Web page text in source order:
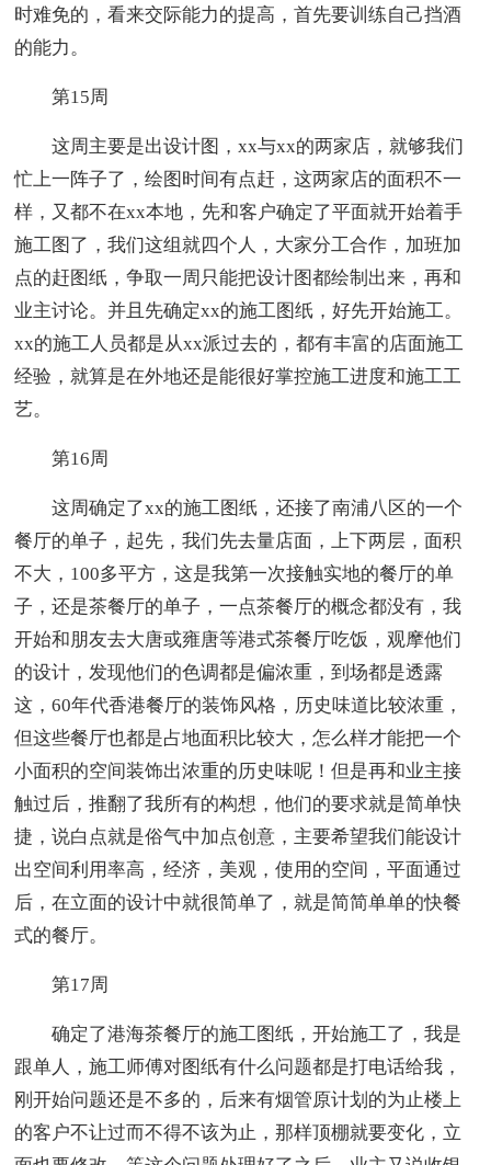
时难免的，看来交际能力的提高，首先要训练自己挡酒
的能力。
第15周
这周主要是出设计图，xx与xx的两家店，就够我们
忙上一阵子了，绘图时间有点赶，这两家店的面积不一
样，又都不在xx本地，先和客户确定了平面就开始着手
施工图了，我们这组就四个人，大家分工合作，加班加
点的赶图纸，争取一周只能把设计图都绘制出来，再和
业主讨论。并且先确定xx的施工图纸，好先开始施工。
xx的施工人员都是从xx派过去的，都有丰富的店面施工
经验，就算是在外地还是能很好掌控施工进度和施工工
艺。
第16周
这周确定了xx的施工图纸，还接了南浦八区的一个
餐厅的单子，起先，我们先去量店面，上下两层，面积
不大，100多平方，这是我第一次接触实地的餐厅的单
子，还是茶餐厅的单子，一点茶餐厅的概念都没有，我
开始和朋友去大唐或雍唐等港式茶餐厅吃饭，观摩他们
的设计，发现他们的色调都是偏浓重，到场都是透露
这，60年代香港餐厅的装饰风格，历史味道比较浓重，
但这些餐厅也都是占地面积比较大，怎么样才能把一个
小面积的空间装饰出浓重的历史味呢！但是再和业主接
触过后，推翻了我所有的构想，他们的要求就是简单快
捷，说白点就是俗气中加点创意，主要希望我们能设计
出空间利用率高，经济，美观，使用的空间，平面通过
后，在立面的设计中就很简单了，就是简简单单的快餐
式的餐厅。
第17周
确定了港海茶餐厅的施工图纸，开始施工了，我是
跟单人，施工师傅对图纸有什么问题都是打电话给我，
刚开始问题还是不多的，后来有烟管原计划的为止楼上
的客户不让过而不得不该为止，那样顶棚就要变化，立